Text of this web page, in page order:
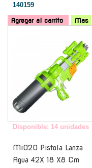
140159
Agregar al carrito Mas
Disponible: 14 unidades
Mi020 Pistola Lanza
Agua 42X 18 X8 Cm